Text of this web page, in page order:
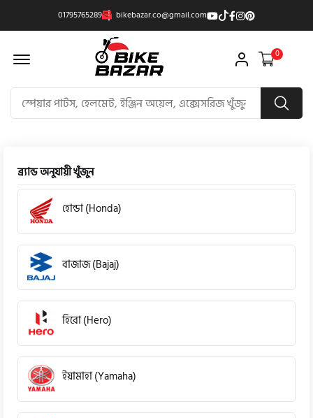
01795765289 bikebazar.co@gmail.com
Offcanvas Menu Open 0
ব্র্যান্ড অনুযায়ী খুঁজুন
হোন্ডা (Honda)
বাজাজ (Bajaj)
হিরো (Hero)
ইয়ামাহা (Yamaha)